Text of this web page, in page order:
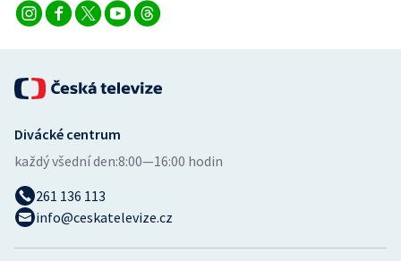
Divácké centrum
každý všední den:8:00—16:00 hodin
261 136 113
info@ceskatelevize.cz